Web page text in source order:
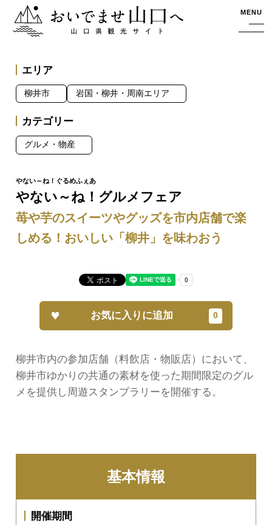
おいでませ山口へー山口県観光サイト MENU
やない～ね！グルメフェア
苺や芋のスイーツやグッズを市内店舗で楽
しめる！おいしい「柳井」を味わおう
柳井市内の参加店舗（料飲店・物販店）において、
柳井市ゆかりの共通の素材を使った期間限定のグル
メを提供し周遊スタンプラリーを開催する。
お気に入りに追加
エリア
柳井市 岩国・柳井・周南エリア
カテゴリー
グルメ・物産
基本情報
開催期間